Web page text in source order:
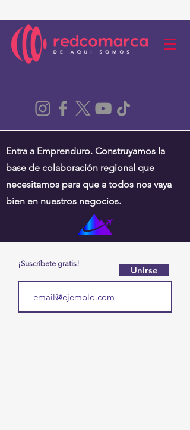
Entra a Emprenduro. Construyamos la
base de colaboración regional que
necesitamos para que a todos nos vaya
bien en nuestros negocios.
¡Suscríbete gratis!
Unirse